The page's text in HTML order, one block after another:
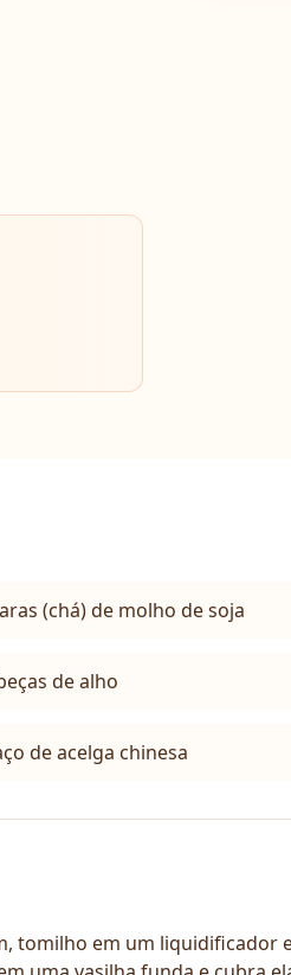
(chá) de molho de soja
de alho
de acelga chinesa
tomilho em um